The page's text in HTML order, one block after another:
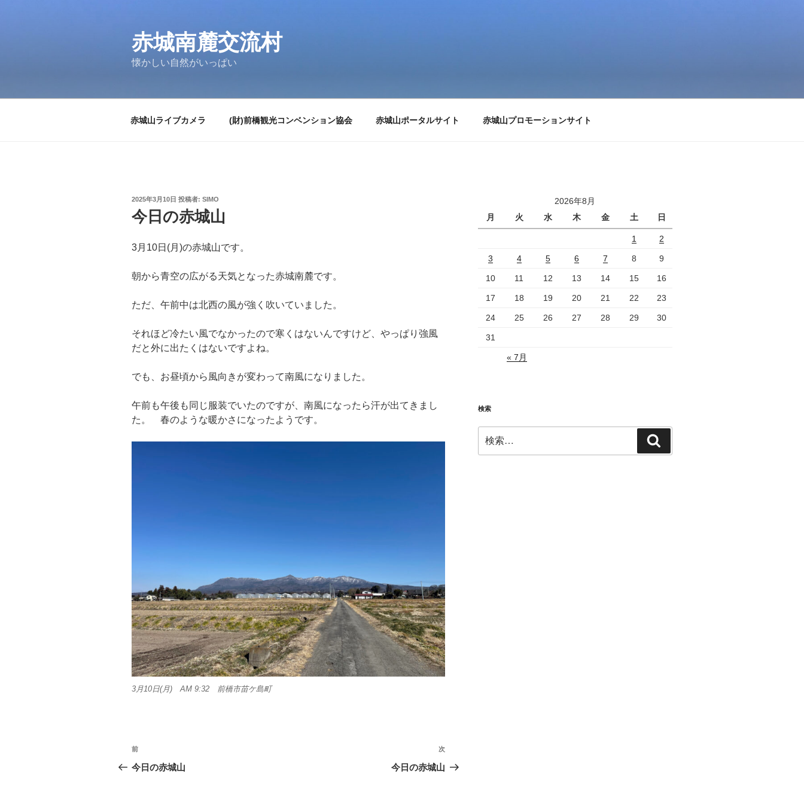
赤城南麓交流村
懐かしい自然がいっぱい
赤城山ライブカメラ (財)前橋観光コンベンション協会 赤城山ポータルサイト 赤城山プロモーションサイト
投
日:
2025年3月10日 投稿者: SIMO
今日の赤城山
3月10日(月)の赤城山です。
朝から青空の広がる天気となった赤城南麓です。
ただ、午前中は北西の風が強く吹いていました。
それほど冷たい風でなかったので寒くはないんですけど、やっぱり強風
だと外に出たくはないですよね。
でも、お昼頃から風向きが変わって南風になりました。
午前も午後も同じ服装でいたのですが、南風になったら汗が出てきまし
た。 春のような暖かさになったようです。
3月10日(月) AM 9:32 前橋市苗ケ島町
投
稿
前
の
前
今日の赤城山
次
の
次
今日の赤城山
2026年8月
月
火 水 木 金 土 日
1 2
3 4 5 6 7 8 9
10 11 12 13 14 15 16
17 18 19 20 21 22 23
24 25 26 27 28 29 30
31
« 7月
検索
索:
索